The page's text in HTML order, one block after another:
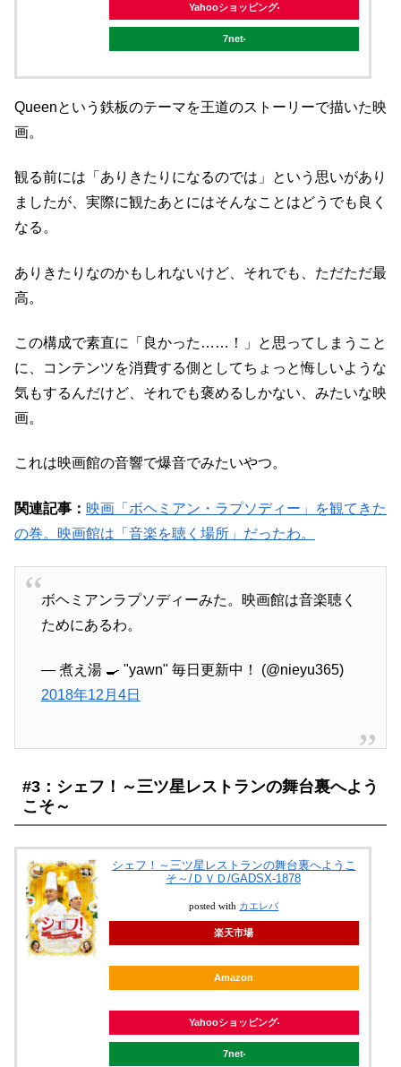
Yahooショッピング
7net
Queenという鉄板のテーマを王道のストーリーで描いた映
画。
観る前には「ありきたりになるのでは」という思いがあり
ましたが、実際に観たあとにはそんなことはどうでも良く
なる。
ありきたりなのかもしれないけど、それでも、ただただ最
高。
この構成で素直に「良かった……！」と思ってしまうこと
に、コンテンツを消費する側としてちょっと悔しいような
気もするんだけど、それでも褒めるしかない、みたいな映
画。
これは映画館の音響で爆音でみたいやつ。
関連記事： 映画「ボヘミアン・ラプソディー」を観てきた
の巻。映画館は「音楽を聴く場所」だったわ。
ボヘミアンラプソディーみた。映画館は音楽聴く
ためにあるわ。
— 煮え湯 🍳 "yawn" 毎日更新中！ (@nieyu365)
2018年12月4日
#3：シェフ！～三ツ星レストランの舞台裏へよう
こそ～
シェフ！～三ツ星レストランの舞台裏へようこ
そ～/ＤＶＤ/GADSX-1878
posted with カエレバ
楽天市場
Amazon
Yahooショッピング
7net